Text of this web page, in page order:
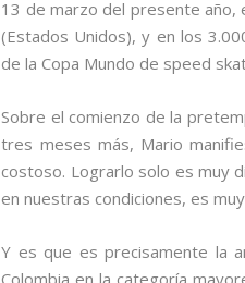
13 de marzo del presente año,
(Estados Unidos), y en los
de la Copa Mundo de speed
Sobre el comienzo de la
tres meses más, Mario
costoso. Lograrlo solo es muy
en nuestras condiciones, es
Y es que es precisamente la